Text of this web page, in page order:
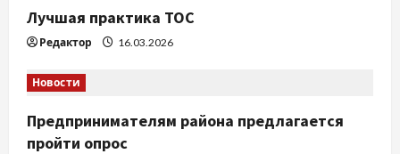
Лучшая практика ТОС
Редактор 16.03.2026
Новости
Предпринимателям района предлагается
пройти опрос